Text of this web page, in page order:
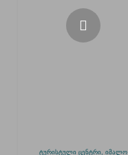
ტურისტული ცენტრი, იმალო